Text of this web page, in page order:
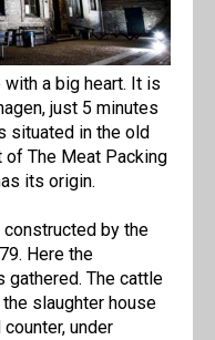
with a big heart. It is
just 5 minutes
situated in the old
of The Meat Packing
its origin.
by the
Here the
gathered. The cattle
slaughter house
under